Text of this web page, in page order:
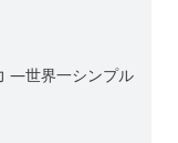
―世界一シンプル